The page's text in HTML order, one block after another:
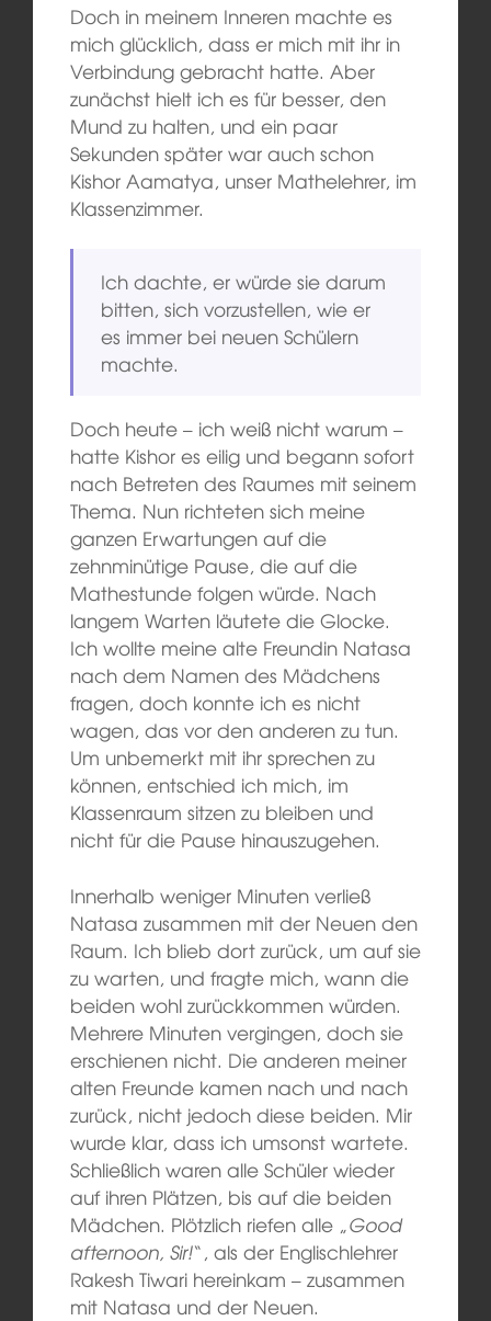
Doch in meinem Inneren machte es
mich glücklich, dass er mich mit ihr in
Verbindung gebracht hatte. Aber
zunächst hielt ich es für besser, den
Mund zu halten, und ein paar
Sekunden später war auch schon
Kishor Aamatya, unser Mathelehrer, im
Klassenzimmer.
Ich dachte, er würde sie darum
bitten, sich vorzustellen, wie er
es immer bei neuen Schülern
machte.
Doch heute – ich weiß nicht warum –
hatte Kishor es eilig und begann sofort
nach Betreten des Raumes mit seinem
Thema. Nun richteten sich meine
ganzen Erwartungen auf die
zehnminütige Pause, die auf die
Mathestunde folgen würde. Nach
langem Warten läutete die Glocke.
Ich wollte meine alte Freundin Natasa
nach dem Namen des Mädchens
fragen, doch konnte ich es nicht
wagen, das vor den anderen zu tun.
Um unbemerkt mit ihr sprechen zu
können, entschied ich mich, im
Klassenraum sitzen zu bleiben und
nicht für die Pause hinauszugehen.
Innerhalb weniger Minuten verließ
Natasa zusammen mit der Neuen den
Raum. Ich blieb dort zurück, um auf sie
zu warten, und fragte mich, wann die
beiden wohl zurückkommen würden.
Mehrere Minuten vergingen, doch sie
erschienen nicht. Die anderen meiner
alten Freunde kamen nach und nach
zurück, nicht jedoch diese beiden. Mir
wurde klar, dass ich umsonst wartete.
Schließlich waren alle Schüler wieder
auf ihren Plätzen, bis auf die beiden
Mädchen. Plötzlich riefen alle „Good
afternoon, Sir!“, als der Englischlehrer
Rakesh Tiwari hereinkam – zusammen
mit Natasa und der Neuen.